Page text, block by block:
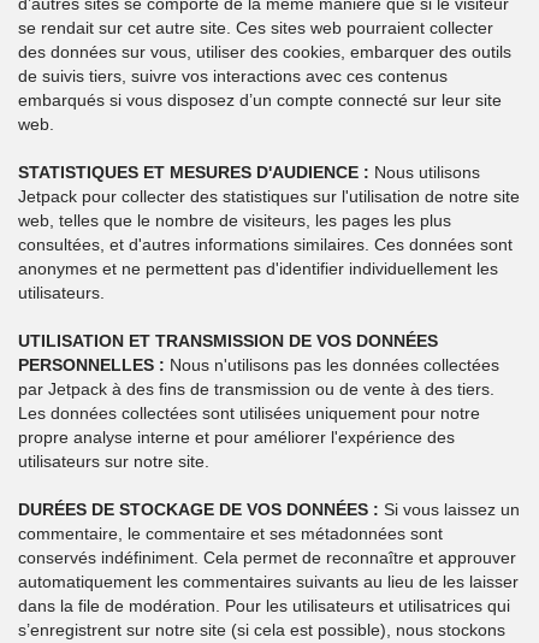
se rendait sur cet autre site. Ces sites web pourraient collecter
des données sur vous, utiliser des cookies, embarquer des outils
de suivis tiers, suivre vos interactions avec ces contenus
embarqués si vous disposez d’un compte connecté sur leur site
web.
STATISTIQUES ET MESURES D'AUDIENCE : Nous utilisons
Jetpack pour collecter des statistiques sur l'utilisation de notre site
web, telles que le nombre de visiteurs, les pages les plus
consultées, et d'autres informations similaires. Ces données sont
anonymes et ne permettent pas d'identifier individuellement les
utilisateurs.
UTILISATION ET TRANSMISSION DE VOS DONNÉES
PERSONNELLES : Nous n'utilisons pas les données collectées
par Jetpack à des fins de transmission ou de vente à des tiers.
Les données collectées sont utilisées uniquement pour notre
propre analyse interne et pour améliorer l'expérience des
utilisateurs sur notre site.
DURÉES DE STOCKAGE DE VOS DONNÉES : Si vous laissez un
commentaire, le commentaire et ses métadonnées sont
conservés indéfiniment. Cela permet de reconnaître et approuver
automatiquement les commentaires suivants au lieu de les laisser
dans la file de modération. Pour les utilisateurs et utilisatrices qui
s’enregistrent sur notre site (si cela est possible), nous stockons